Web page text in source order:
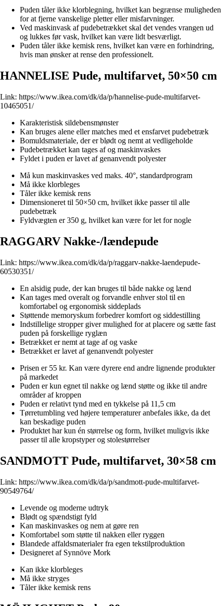
Puden tåler ikke klorblegning, hvilket kan begrænse muligheden
for at fjerne vanskelige pletter eller misfarvninger.
Ved maskinvask af pudebetrækket skal det vendes vrangen ud
og lukkes før vask, hvilket kan være lidt besværligt.
Puden tåler ikke kemisk rens, hvilket kan være en forhindring,
hvis man ønsker at rense den professionelt.
HANNELISE Pude, multifarvet, 50×50 cm
Link: https://www.ikea.com/dk/da/p/hannelise-pude-multifarvet-
10465051/
Karakteristisk sildebensmønster
Kan bruges alene eller matches med et ensfarvet pudebetræk
Bomuldsmateriale, der er blødt og nemt at vedligeholde
Pudebetrækket kan tages af og maskinvaskes
Fyldet i puden er lavet af genanvendt polyester
Må kun maskinvaskes ved maks. 40°, standardprogram
Må ikke klorbleges
Tåler ikke kemisk rens
Dimensioneret til 50×50 cm, hvilket ikke passer til alle
pudebetræk
Fyldvægten er 350 g, hvilket kan være for let for nogle
RAGGARV Nakke-/lændepude
Link: https://www.ikea.com/dk/da/p/raggarv-nakke-laendepude-
60530351/
En alsidig pude, der kan bruges til både nakke og lænd
Kan tages med overalt og forvandle enhver stol til en
komfortabel og ergonomisk siddeplads
Støttende memoryskum forbedrer komfort og siddestilling
Indstillelige stropper giver mulighed for at placere og sætte fast
puden på forskellige ryglæn
Betrækket er nemt at tage af og vaske
Betrækket er lavet af genanvendt polyester
Prisen er 55 kr. Kan være dyrere end andre lignende produkter
på markedet
Puden er kun egnet til nakke og lænd støtte og ikke til andre
områder af kroppen
Puden er relativt tynd med en tykkelse på 11,5 cm
Tørretumbling ved højere temperaturer anbefales ikke, da det
kan beskadige puden
Produktet har kun én størrelse og form, hvilket muligvis ikke
passer til alle kropstyper og stolestørrelser
SANDMOTT Pude, multifarvet, 30×58 cm
Link: https://www.ikea.com/dk/da/p/sandmott-pude-multifarvet-
90549764/
Levende og moderne udtryk
Blødt og spændstigt fyld
Kan maskinvaskes og nem at gøre ren
Komfortabel som støtte til nakken eller ryggen
Blandede affaldsmaterialer fra egen tekstilproduktion
Designeret af Synnöve Mork
Kan ikke klorbleges
Må ikke stryges
Tåler ikke kemisk rens